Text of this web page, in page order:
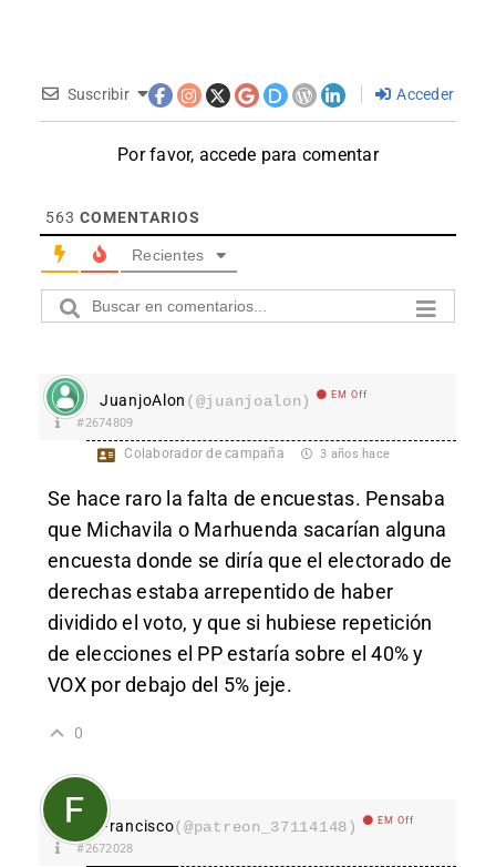
Suscribir Acceder
Por favor, accede para comentar
563 COMENTARIOS
Recientes
JuanjoAlon (@juanjoalon) EM Off
#2674809
Colaborador de campaña 3 años hace
Se hace raro la falta de encuestas. Pensaba
que Michavila o Marhuenda sacarían alguna
encuesta donde se diría que el electorado de
derechas estaba arrepentido de haber
dividido el voto, y que si hubiese repetición
de elecciones el PP estaría sobre el 40% y
VOX por debajo del 5% jeje.
0
Francisco(@patreon_37114148) EM Off
#2672028